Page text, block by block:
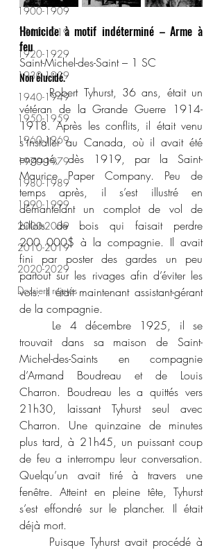
1900-1909
1910-1919
1920-1929
1930-1939
1940-1949
1950-1959
1960-1969
1970-1979
1980-1989
1990-1999
2000-2009
2010-2019
2020-2029
Dossiers rejetés
Homicide à motif indéterminé – Arme à
feu
Saint-Michel-des-Saint – 1 SC
Non élucidé.
	Robert Tyhurst, 36 ans, était un
vétéran de la Grande Guerre 1914-
1918. Après les conflits, il était venu
s’installer au Canada, où il avait été
engagé, dès 1919, par la Saint-
Maurice Paper Company. Peu de
temps après, il s’est illustré en
démantelant un complot de vol de
billots de bois qui faisait perdre
200 000$ à la compagnie. Il avait
fini par poster des gardes un peu
partout sur les rivages afin d’éviter les
vols. Il était maintenant assistant-gérant
de la compagnie.
trouvait dans sa maison de Saint-
Michel-des-Saints en compagnie
d’Armand Boudreau et de Louis
Charron. Boudreau les a quittés vers
21h30, laissant Tyhurst seul avec
Charron. Une quinzaine de minutes
plus tard, à 21h45, un puissant coup
de feu a interrompu leur conversation.
Quelqu’un avait tiré à travers une
fenêtre. Atteint en pleine tête, Tyhurst
s’est effondré sur le plancher. Il était
déjà mort.